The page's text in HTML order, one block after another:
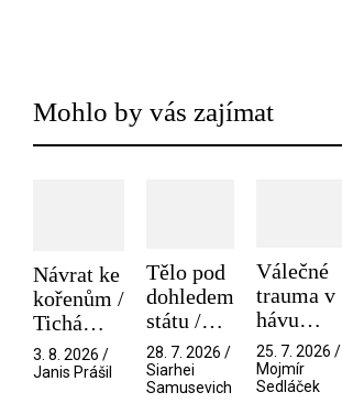
Mohlo by vás zajímat
Návrat ke
kořenům /
Tichá
přítelkyně
3. 8. 2026 /
Janis Prášil
Tělo pod
dohledem
státu /
Pramen
28. 7. 2026 /
Siarhei
Samusevich
Válečné
trauma v
hávu
spektáklu
/ Odyssea
25. 7. 2026 /
Mojmír
Sedláček